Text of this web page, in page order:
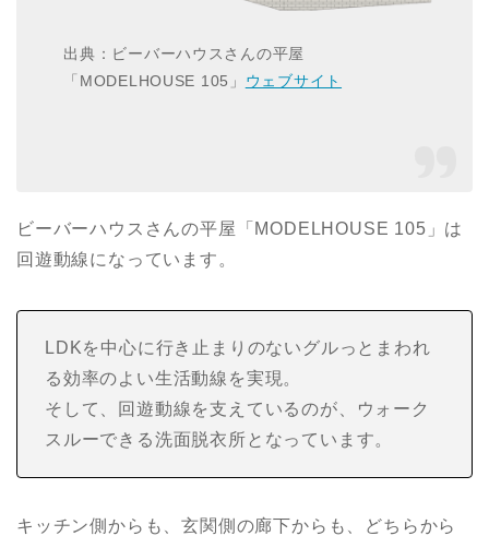
出典：ビーバーハウスさんの平屋
「MODELHOUSE 105」 ウェブサイト
ビーバーハウスさんの平屋「MODELHOUSE 105」は
回遊動線になっています。
LDKを中心に行き止まりのないグルっとまわれ
る効率のよい生活動線を実現。
そして、回遊動線を支えているのが、ウォーク
スルーできる洗面脱衣所となっています。
キッチン側からも、玄関側の廊下からも、どちらから